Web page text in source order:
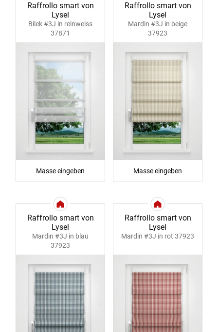
Raffrollo smart von
Lysel
Bilek #3J in reinweiss
37871
Masse eingeben
Raffrollo smart von
Lysel
Mardin #3J in beige
37923
Masse eingeben
Raffrollo smart von
Lysel
Mardin #3J in blau
37923
Raffrollo smart von
Lysel
Mardin #3J in rot 37923